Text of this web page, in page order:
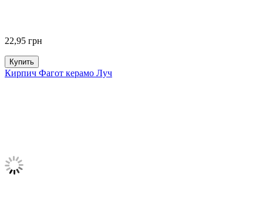
22,95 грн
Купить
Кирпич Фагот керамо Луч